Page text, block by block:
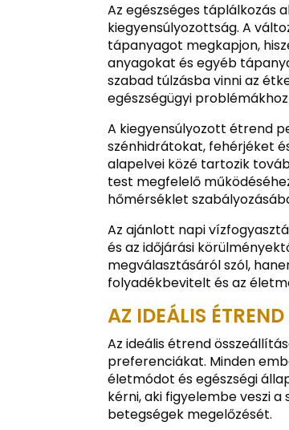
Az egészséges táplálkozás
kiegyensúlyozottság. A
tápanyagot megkapjon,
anyagokat és egyéb
szabad túlzásba vinni az
egészségügyi
A kiegyensúlyozott étrend
szénhidrátokat, fehérjéket
alapelvei közé tartozik
test megfelelő
hőmérséklet
Az ajánlott napi
és az időjárási
megválasztásáról szól,
folyadékbevitelt és az
AZ IDEÁLIS
Az ideális étrend
preferenciákat. Minden
életmódot és egészségi
kérni, aki figyelembe veszi
betegségek megelőzését.